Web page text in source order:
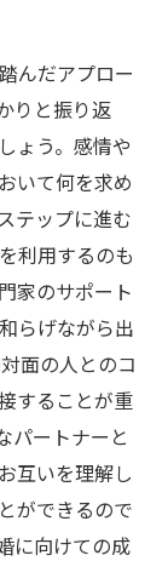
んだアプロー
りと振り返
ょう。感情や
いて何を求め
テップに進む
利用するのも
家のサポート
らげながら出
面の人とのコ
することが重
パートナーと
互いを理解し
ができるので
に向けての成